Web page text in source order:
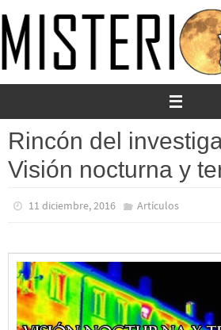
al
contenido
Rincón del
Visión nocturna y
11 diciembre, 2016 Artículos